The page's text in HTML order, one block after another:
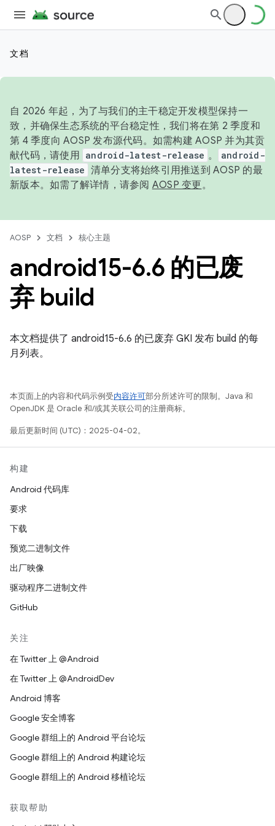
文档
自 2026 年起，为了与我们的主干稳定开发模型保持一
致，并确保生态系统的平台稳定性，我们将在第 2 季度和
第 4 季度向 AOSP 发布源代码。如需构建 AOSP 并为其贡
献代码，请使用 android-latest-release 。
android-
latest-release 清单分支将始终引用推送到 AOSP 的最
新版本。如需了解详情，请参阅 AOSP 变更。
AOSP 文档 核心主题
android15-6.6 的已废
弃 build
本文档提供了 android15-6.6 的已废弃 GKI 发布 build 的每
月列表。
本页面上的内容和代码示例受内容许可部分所述许可的限制。Java 和
OpenJDK 是 Oracle 和/或其关联公司的注册商标。
最后更新时间 (UTC)：2025-04-02。
构建
Android 代码库
要求
下载
预览二进制文件
出厂映像
驱动程序二进制文件
GitHub
关注
在 Twitter 上 @Android
在 Twitter 上 @AndroidDev
Android 博客
Google 安全博客
Google 群组上的 Android 平台论坛
Google 群组上的 Android 构建论坛
Google 群组上的 Android 移植论坛
获取帮助